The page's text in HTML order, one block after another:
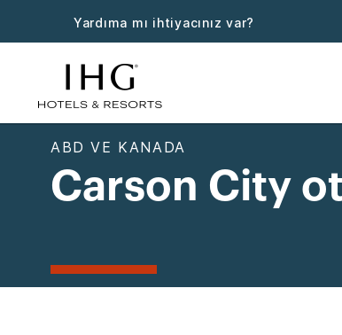
Yardıma mı ihtiyacınız var?
ABD VE KANADA
Carson City